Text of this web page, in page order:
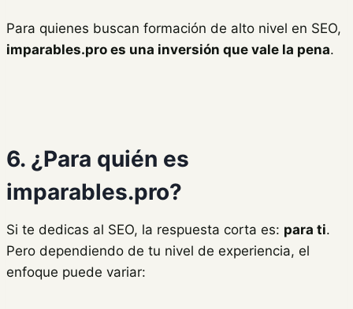
Para quienes buscan formación de alto nivel en SEO,
imparables.pro es una inversión que vale la pena.
6. ¿Para quién es
imparables.pro?
Si te dedicas al SEO, la respuesta corta es: para ti.
Pero dependiendo de tu nivel de experiencia, el
enfoque puede variar: